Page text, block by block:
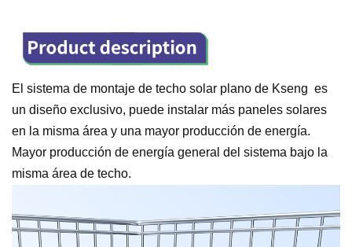
El sistema de montaje de techo solar plano de Kseng es
un diseño exclusivo, puede instalar más paneles solares
en la misma área y una mayor producción de energía.
Mayor producción de energía general del sistema bajo la
misma área de techo.